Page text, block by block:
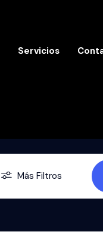
Servicios
Más Filtros